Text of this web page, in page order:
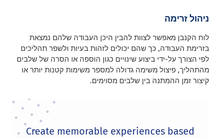
ניהול זרימה
לוח הקנבן מאפשר לצוות להבין היכן העבודה שלהם נמצאת
בזרימת העבודה, כך שהם יכולים לזהות בעיות ולשפר תהליכים
לפי הצורך על-ידי ביצוע שינויים כגון הוספה או הסרה של שלבים
מהתהליך, פיצול משימה גדולה למספר משימות קטנות יותר או
קיצור זמן ההמתנה בין שלבים מסוימים.
Create memorable experiences based